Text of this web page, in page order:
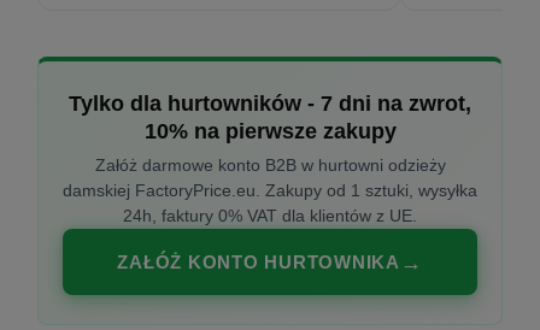
Tylko dla hurtowników - 7 dni na zwrot,
10% na pierwsze zakupy
Załóż darmowe konto B2B w hurtowni odzieży
damskiej FactoryPrice.eu. Zakupy od 1 sztuki, wysyłka
24h, faktury 0% VAT dla klientów z UE.
ZAŁÓŻ KONTO HURTOWNIKA